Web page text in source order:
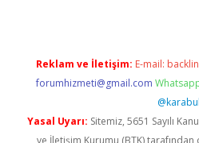
Reklam ve İletişim: E-mail:
forumhizmeti@gmail.com
@karabul
Yasal Uyarı: Sitemiz, 5651 Sayılı
ve İletişim Kurumu (BTK) tarafından